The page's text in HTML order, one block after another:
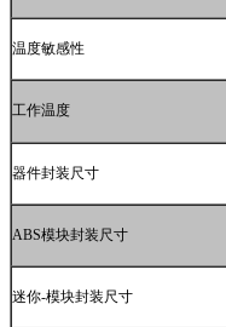
温度敏感性
工作温度
器件封装尺寸
ABS模块封装尺寸
迷你-模块封装尺寸